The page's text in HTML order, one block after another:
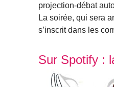
projection-débat
La soirée, qui sera
s’inscrit dans les
Sur Spotify :